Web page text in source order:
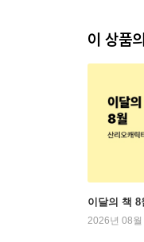
이 상품
이달의 책 8
2026년 08월